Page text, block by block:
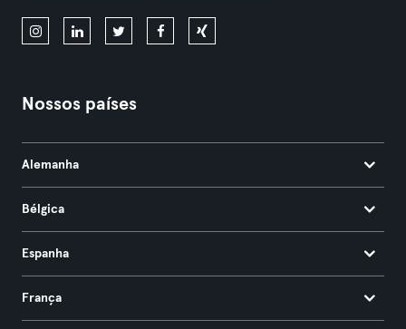
Nossos países
Alemanha
Bélgica
Espanha
França